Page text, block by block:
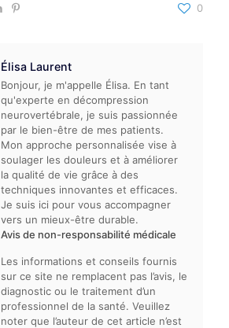
0
Élisa Laurent
Bonjour, je m'appelle Élisa. En tant
qu'experte en décompression
neurovertébrale, je suis passionnée
par le bien-être de mes patients.
Mon approche personnalisée vise à
soulager les douleurs et à améliorer
la qualité de vie grâce à des
techniques innovantes et efficaces.
Je suis ici pour vous accompagner
vers un mieux-être durable.
Avis de non-responsabilité médicale
Les informations et conseils fournis
sur ce site ne remplacent pas l’avis, le
diagnostic ou le traitement d’un
professionnel de la santé. Veuillez
noter que l’auteur de cet article n’est